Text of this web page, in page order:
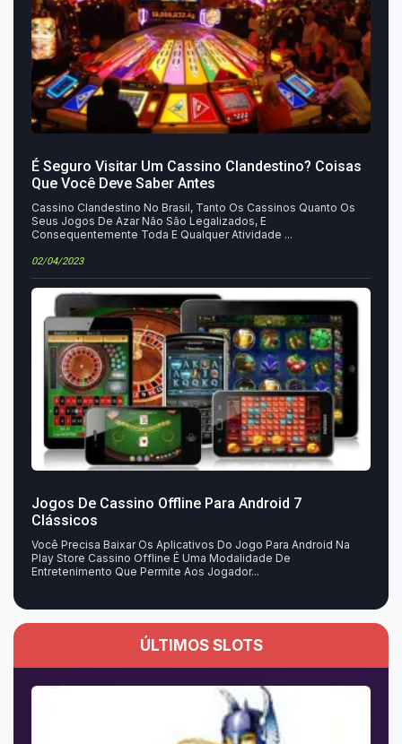
É Seguro Visitar Um Cassino Clandestino? Coisas
Que Você Deve Saber Antes
Cassino Clandestino No Brasil, Tanto Os Cassinos Quanto Os
Seus Jogos De Azar Não São Legalizados, E
Consequentemente Toda E Qualquer Atividade ...
02/04/2023
Jogos De Cassino Offline Para Android 7
Clássicos
Você Precisa Baixar Os Aplicativos Do Jogo Para Android Na
Play Store Cassino Offline É Uma Modalidade De
Entretenimento Que Permite Aos Jogador...
ÚLTIMOS SLOTS